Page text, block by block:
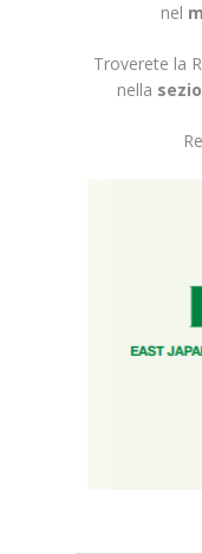
nel
Troverete la
nella